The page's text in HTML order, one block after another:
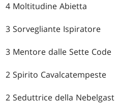
4 Moltitudine Abietta
3 Sorvegliante Ispiratore
3 Mentore dalle Sette Code
2 Spirito Cavalcatempeste
2 Seduttrice della Nebelgast